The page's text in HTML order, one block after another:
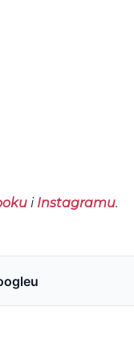
i Instagramu.